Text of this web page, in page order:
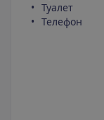
Туалет
Телефон